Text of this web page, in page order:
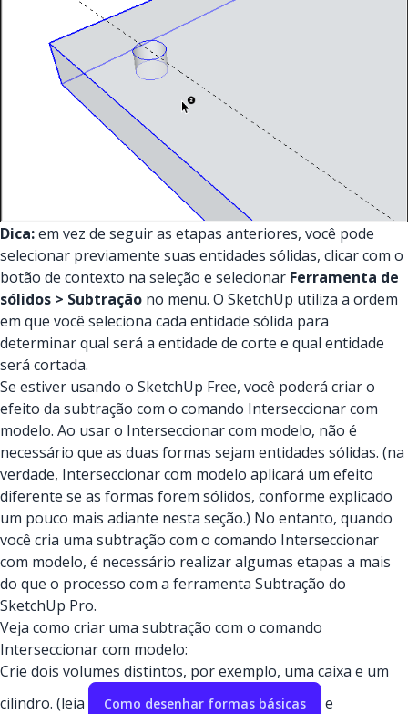
Dica:em vez de seguir as etapas anteriores, você pode
selecionar previamente suas entidades sólidas, clicar com o
botão de contexto na seleção e selecionar Ferramenta de
sólidos > Subtração no menu. O SketchUp utiliza a ordem
em que você seleciona cada entidade sólida para
determinar qual será a entidade de corte e qual entidade
será cortada.
Se estiver usando o SketchUp Free, você poderá criar o
efeito da subtração com o comando Interseccionar com
modelo. Ao usar o Interseccionar com modelo, não é
necessário que as duas formas sejam entidades sólidas. (na
verdade, Interseccionar com modelo aplicará um efeito
diferente se as formas forem sólidos, conforme explicado
um pouco mais adiante nesta seção.) No entanto, quando
você cria uma subtração com o comando Interseccionar
com modelo, é necessário realizar algumas etapas a mais
do que o processo com a ferramenta Subtração do
SketchUp Pro.
Veja como criar uma subtração com o comando
Interseccionar com modelo:
Crie dois volumes distintos, por exemplo, uma caixa e um
cilindro. (leia
Como desenhar formas básicas e